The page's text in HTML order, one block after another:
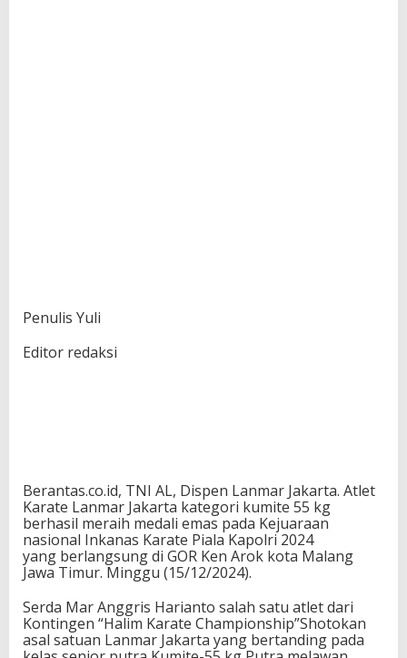
Penulis Yuli
Editor redaksi
Berantas.co.id, TNI AL, Dispen Lanmar Jakarta. Atlet
Karate Lanmar Jakarta kategori kumite 55 kg
berhasil meraih medali emas pada Kejuaraan
nasional Inkanas Karate Piala Kapolri 2024
yang berlangsung di GOR Ken Arok kota Malang
Jawa Timur. Minggu (15/12/2024).
Serda Mar Anggris Harianto salah satu atlet dari
Kontingen “Halim Karate Championship”Shotokan
asal satuan Lanmar Jakarta yang bertanding pada